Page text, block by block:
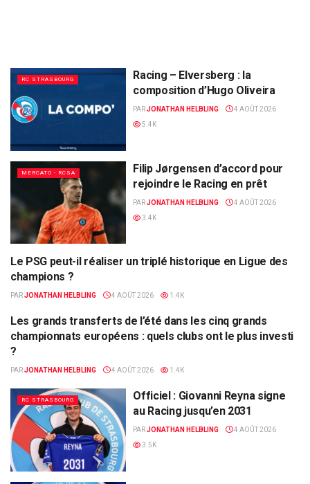
RC STRASBOURG
Racing – Elversberg : la
composition d’Hugo Oliveira
PARJONATHAN HELBLING
4 AOÛT 2026
5.4K
MERCATO - RCSA
Filip Jørgensen d’accord pour
rejoindre le Racing en prêt
PARJONATHAN HELBLING
4 AOÛT 2026
3.4K
ALSA'SPORTS
Le PSG peut-il réaliser un triplé historique en Ligue des
champions ?
PARJONATHAN HELBLING 4 AOÛT 2026 1.4K
ALSA'SPORTS
Les grands transferts de l’été dans les cinq grands
championnats européens : quels clubs ont le plus investi
?
PARJONATHAN HELBLING 4 AOÛT 2026 1.4K
RC STRASBOURG
Officiel : Giovanni Reyna signe
au Racing jusqu’en 2031
PARJONATHAN HELBLING
4 AOÛT 2026
3.5K